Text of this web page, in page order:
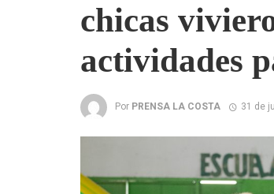
chicas
actividades
Por PRENSA LA COSTA 31 de